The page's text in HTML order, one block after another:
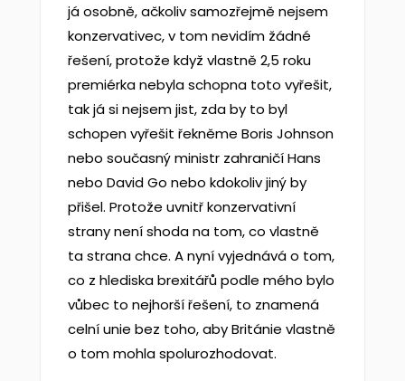
já osobně, ačkoliv samozřejmě nejsem
konzervativec, v tom nevidím žádné
řešení, protože když vlastně 2,5 roku
premiérka nebyla schopna toto vyřešit,
tak já si nejsem jist, zda by to byl
schopen vyřešit řekněme Boris Johnson
nebo současný ministr zahraničí Hans
nebo David Go nebo kdokoliv jiný by
přišel. Protože uvnitř konzervativní
strany není shoda na tom, co vlastně
ta strana chce. A nyní vyjednává o tom,
co z hlediska brexitářů podle mého bylo
vůbec to nejhorší řešení, to znamená
celní unie bez toho, aby Británie vlastně
o tom mohla spolurozhodovat.